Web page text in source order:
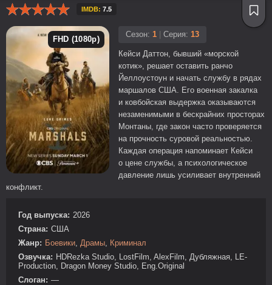
IMDB: 7.5
FHD (1080p)
Сезон: 1 Серия: 13
Кейси Даттон, бывший «морской
котик», решает оставить ранчо
Йеллоустоун и начать службу в рядах
маршалов США. Его военная закалка
и ковбойская выдержка оказываются
незаменимыми в бескрайних просторах
Монтаны, где закон часто проверяется
на прочность суровой реальностью.
Каждая операция напоминает Кейси
о цене службы, а психологическое
давление лишь усиливает внутренний
конфликт.
Год выпуска: 2026
Страна: США
Жанр: Боевики, Драмы, Криминал
Озвучка: HDRezka Studio, LostFilm, AlexFilm, Дубляжная, LE-
Production, Dragon Money Studio, Eng.Original
Слоган: —